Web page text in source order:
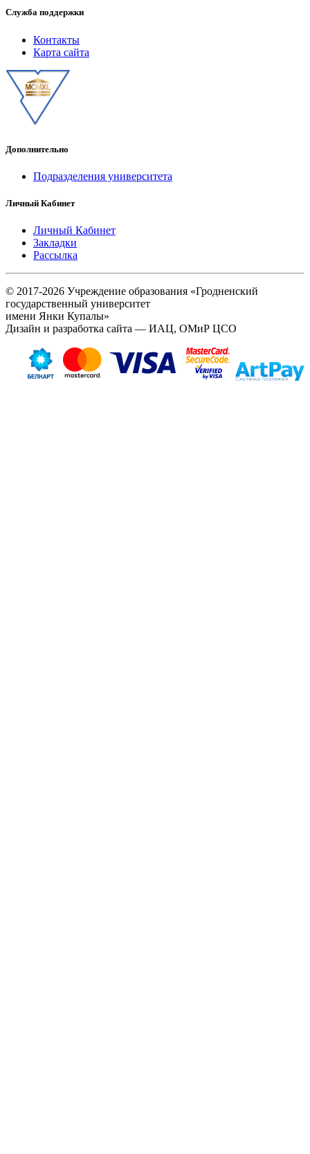
Служба поддержки
Контакты
Карта сайта
Дополнительно
Подразделения университета
Личный Кабинет
Личный Кабинет
Закладки
Рассылка
© 2017-2026 Учреждение образования «Гродненский
государственный университет
имени Янки Купалы»
Дизайн и разработка сайта — ИАЦ, ОМиР ЦСО